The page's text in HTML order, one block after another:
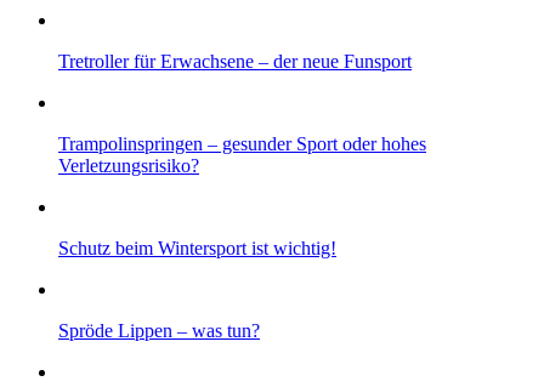
Tretroller für Erwachsene – der neue Funsport
Trampolinspringen – gesunder Sport oder hohes
Verletzungsrisiko?
Schutz beim Wintersport ist wichtig!
Spröde Lippen – was tun?